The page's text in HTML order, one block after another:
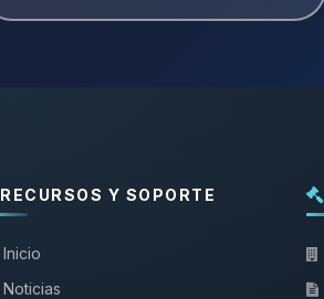
RECURSOS Y SOPORTE
Inicio
Noticias